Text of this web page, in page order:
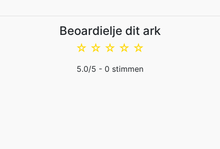
Beoardielje dit ark
☆
☆
☆
☆
☆
5.0/5 - 0 stimmen